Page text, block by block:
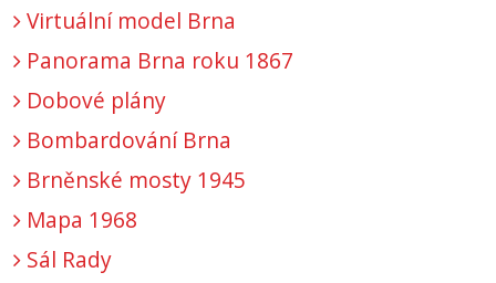
Virtuální model Brna
Panorama Brna roku 1867
Dobové plány
Bombardování Brna
Brněnské mosty 1945
Mapa 1968
Sál Rady